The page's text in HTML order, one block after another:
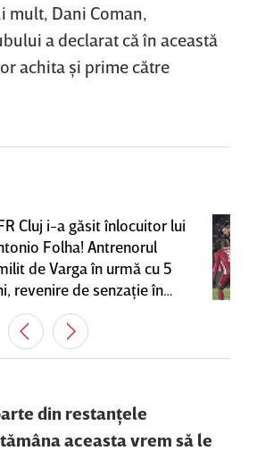
mult, Dani Coman,
a declarat că în această
achita şi prime către
Cluj i-a găsit înlocuitor lui
Folha! Antrenorul
de Varga în urmă cu 5
revenire de senzaţie în
din restanţele
aceasta vrem să le